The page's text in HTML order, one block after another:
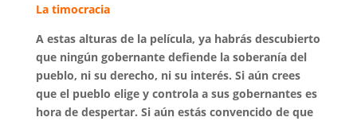
La timocracia
A estas alturas de la película, ya habrás descubierto
que ningún gobernante defiende la soberanía del
pueblo, ni su derecho, ni su interés. Si aún crees
que el pueblo elige y controla a sus gobernantes es
hora de despertar. Si aún estás convencido de que